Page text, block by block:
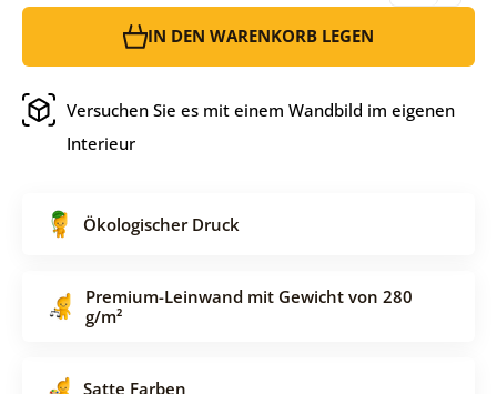
IN DEN WARENKORB LEGEN
Versuchen Sie es mit einem Wandbild im eigenen
Interieur
Ökologischer Druck
Premium-Leinwand mit Gewicht von 280
g/m²
Satte Farben